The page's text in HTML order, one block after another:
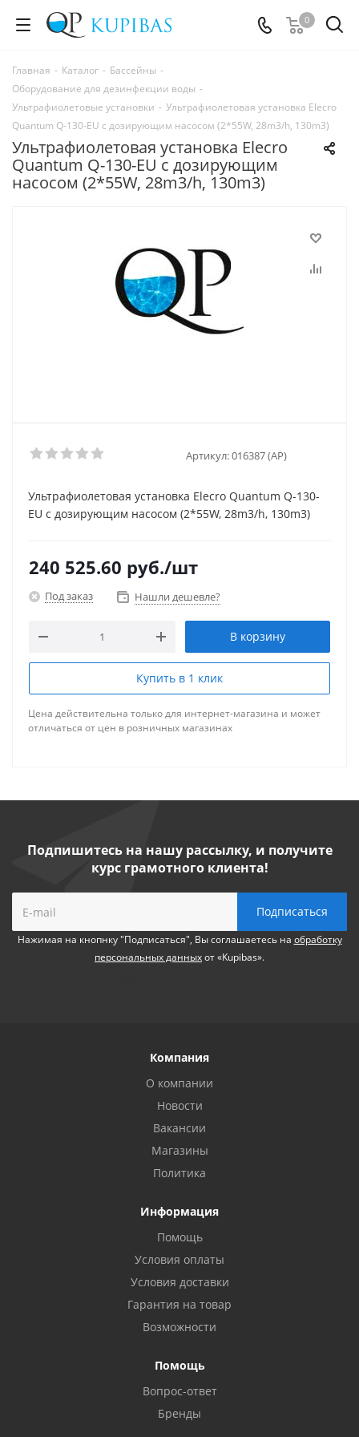
0
Главная - Каталог - Бассейны -
Оборудование для дезинфекции воды -
Ультрафиолетовые установки - Ультрафиолетовая установка Elecro
Quantum Q-130-EU с дозирующим насосом (2*55W, 28m3/h, 130m3)
Ультрафиолетовая установка Elecro
Quantum Q-130-EU с дозирующим
насосом (2*55W, 28m3/h, 130m3)
Артикул:016387 (AP)
Ультрафиолетовая установка Elecro Quantum Q-130-
EU с дозирующим насосом (2*55W, 28m3/h, 130m3)
240 525.60 руб./шт
Под заказ Нашли дешевле?
В корзину
Купить в 1 клик
Цена действительна только для интернет-магазина и может
отличаться от цен в розничных магазинах
Подпишитесь на нашу рассылку, и получите
курс грамотного клиента!
Нажимая на кнопнку "Подписаться", Вы соглашаетесь на обработку
персональных данныхот «Kupibas».
Компания
О компании
Новости
Вакансии
Магазины
Политика
Информация
Помощь
Условия оплаты
Условия доставки
Гарантия на товар
Возможности
Помощь
Вопрос-ответ
Бренды